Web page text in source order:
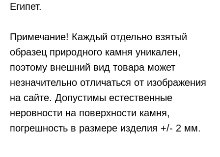
Египет.
Примечание! Каждый отдельно взятый
образец природного камня уникален,
поэтому внешний вид товара может
незначительно отличаться от изображения
на сайте. Допустимы естественные
неровности на поверхности камня,
погрешность в размере изделия +/- 2 мм.